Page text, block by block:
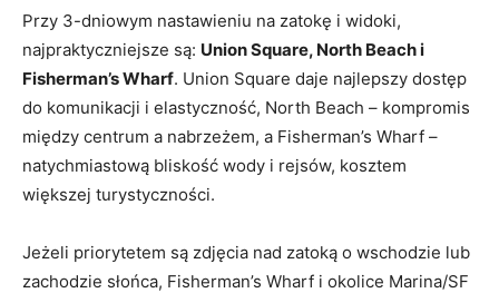
Przy 3-dniowym nastawieniu na zatokę i widoki,
najpraktyczniejsze są: Union Square, North Beach i
Fisherman’s Wharf. Union Square daje najlepszy dostęp
do komunikacji i elastyczność, North Beach – kompromis
między centrum a nabrzeżem, a Fisherman’s Wharf –
natychmiastową bliskość wody i rejsów, kosztem
większej turystyczności.
Jeżeli priorytetem są zdjęcia nad zatoką o wschodzie lub
zachodzie słońca, Fisherman’s Wharf i okolice Marina/SF